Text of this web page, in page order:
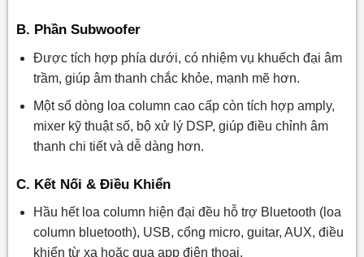
B. Phần Subwoofer
Được tích hợp phía dưới, có nhiệm vụ khuếch đại âm
trầm, giúp âm thanh chắc khỏe, mạnh mẽ hơn.
Một số dòng loa column cao cấp còn tích hợp amply,
mixer kỹ thuật số, bộ xử lý DSP, giúp điều chỉnh âm
thanh chi tiết và dễ dàng hơn.
C. Kết Nối & Điều Khiển
Hầu hết loa column hiện đại đều hỗ trợ Bluetooth (loa
column bluetooth), USB, cổng micro, guitar, AUX, điều
khiển từ xa hoặc qua app điện thoại.